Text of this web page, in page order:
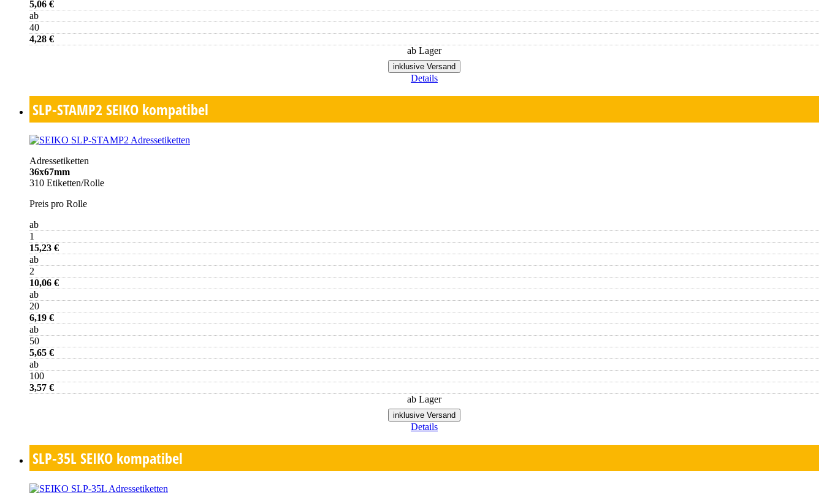
5,06 €
ab
40
4,28 €
ab Lager
inklusive Versand
Details
SLP-STAMP2 SEIKO kompatibel
Adressetiketten
36x67mm
310 Etiketten/Rolle
Preis pro Rolle
ab
1
15,23 €
ab
2
10,06 €
ab
20
6,19 €
ab
50
5,65 €
ab
100
3,57 €
ab Lager
inklusive Versand
Details
SLP-35LSEIKO kompatibel